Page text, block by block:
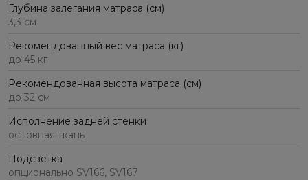
Глубина залегания матраса (см)
3,3 см
Рекомендованный вес матраса (кг)
до 45 кг
Рекомендованная высота матраса (см)
до 32 см
Исполнение задней стенки
основная ткань
Подсветка
опционально SV166, SV167